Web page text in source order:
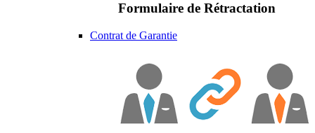
Formulaire de Rétractation
Contrat de Garantie